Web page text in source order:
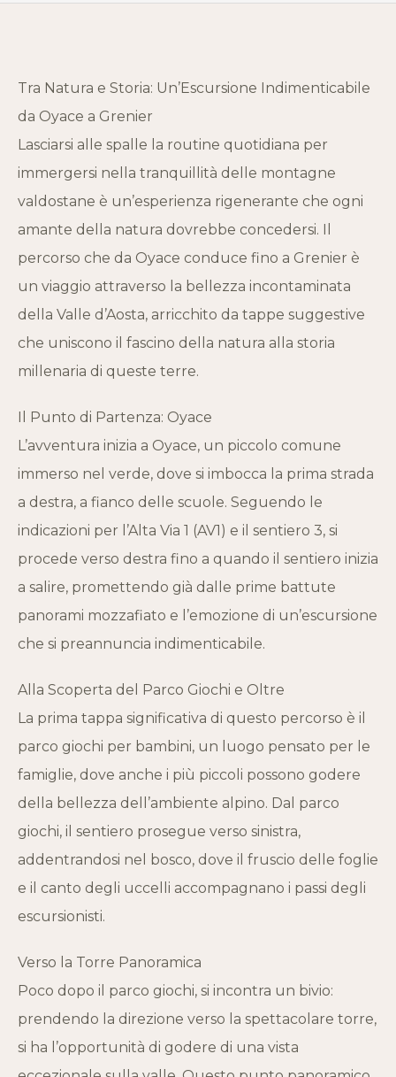
Tra Natura e Storia: Un’Escursione Indimenticabile
da Oyace a Grenier
Lasciarsi alle spalle la routine quotidiana per
immergersi nella tranquillità delle montagne
valdostane è un’esperienza rigenerante che ogni
amante della natura dovrebbe concedersi. Il
percorso che da Oyace conduce fino a Grenier è
un viaggio attraverso la bellezza incontaminata
della Valle d’Aosta, arricchito da tappe suggestive
che uniscono il fascino della natura alla storia
millenaria di queste terre.
Il Punto di Partenza: Oyace
L’avventura inizia a Oyace, un piccolo comune
immerso nel verde, dove si imbocca la prima strada
a destra, a fianco delle scuole. Seguendo le
indicazioni per l’Alta Via 1 (AV1) e il sentiero 3, si
procede verso destra fino a quando il sentiero inizia
a salire, promettendo già dalle prime battute
panorami mozzafiato e l’emozione di un’escursione
che si preannuncia indimenticabile.
Alla Scoperta del Parco Giochi e Oltre
La prima tappa significativa di questo percorso è il
parco giochi per bambini, un luogo pensato per le
famiglie, dove anche i più piccoli possono godere
della bellezza dell’ambiente alpino. Dal parco
giochi, il sentiero prosegue verso sinistra,
addentrandosi nel bosco, dove il fruscio delle foglie
e il canto degli uccelli accompagnano i passi degli
escursionisti.
Verso la Torre Panoramica
Poco dopo il parco giochi, si incontra un bivio:
prendendo la direzione verso la spettacolare torre,
si ha l’opportunità di godere di una vista